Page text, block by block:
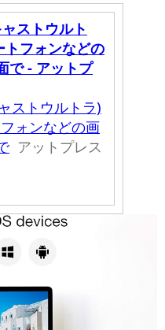
ストウルト
トフォンなどの
で - アットプ
ストウルトラ)
ォンなどの画
アットプレス